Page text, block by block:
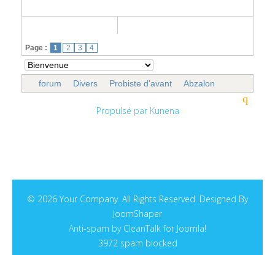
Page : 1 2 3 4
forum Divers Probiste d'avant Abzalon
Propulsé par Kunena
© 2026 Your Company. All Rights Reserved. Designed By
JoomShaper
Anti-spam by CleanTalkfor Joomla!
3972 spam blocked